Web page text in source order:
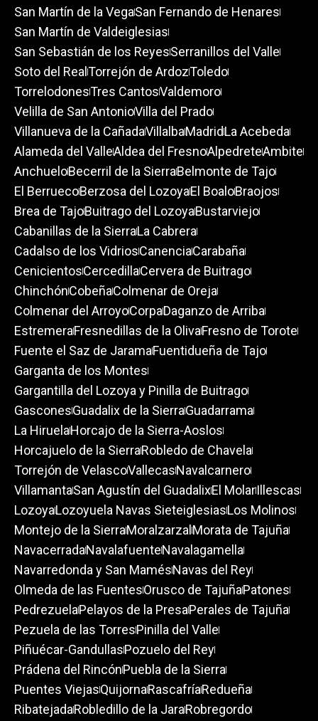
San Martín de la VegaSan Fernando de Henares
San Martín de Valdeiglesias
San Sebastián de los ReyesSerranillos del Valle
Soto del Real Torrejón de ArdozToledo
TorrelodonesTres CantosValdemoro
Velilla de San AntonioVilla del Prado
Villanueva de la CañadaVillalbaMadridLa Acebeda
Alameda del ValleAldea del FresnoAlpedreteAmbite
AnchueloBecerril de la SierraBelmonte de Tajo
El BerruecoBerzosa del LozoyaEl BoaloBraojos
Brea de TajoBuitrago del LozoyaBustarviejo
Cabanillas de la SierraLa Cabrera
Cadalso de los VidriosCanenciaCarabaña
CenicientosCercedillaCervera de Buitrago
ChinchónCobeñaColmenar de Oreja
Colmenar del ArroyoCorpaDaganzo de Arriba
EstremeraFresnedillas de la OlivaFresno de Torote
Fuente el Saz de JaramaFuentidueña de Tajo
Garganta de los Montes
Gargantilla del Lozoya y Pinilla de Buitrago
GasconesGuadalix de la SierraGuadarrama
La HiruelaHorcajo de la Sierra-Aoslos
Horcajuelo de la SierraRobledo de Chavela
Torrejón de VelascoVallecasNavalcarnero
VillamantaSan Agustín del GuadalixEl MolarIllescas
LozoyaLozoyuela Navas SieteiglesiasLos Molinos
Montejo de la SierraMoralzarzal Morata de Tajuña
NavacerradaNavalafuenteNavalagamella
Navarredonda y San MamésNavas del Rey
Olmeda de las FuentesOrusco de TajuñaPatones
PedrezuelaPelayos de la PresaPerales de Tajuña
Pezuela de las TorresPinilla del Valle
Piñuécar-GandullasPozuelo del Rey
Prádena del RincónPuebla de la Sierra
Puentes ViejasQuijornaRascafríaRedueña
RibatejadaRobledillo de la JaraRobregordo